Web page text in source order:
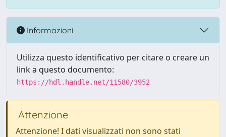
Informazioni
Utilizza questo identificativo per citare o creare un
link a questo documento:
https://hdl.handle.net/11580/3952
Attenzione
Attenzione! I dati visualizzati non sono stati